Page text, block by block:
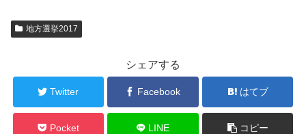
地方選挙2017
シェアする
Twitter Facebook はてブ
Pocket LINE コピー